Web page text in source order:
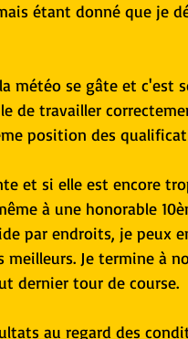
étant donné que je
météo se gâte et c'est
de travailler
position des
et si elle est encore
à une honorable
par endroits, je peux
meilleurs. Je termine à
dernier tour de course.
au regard des